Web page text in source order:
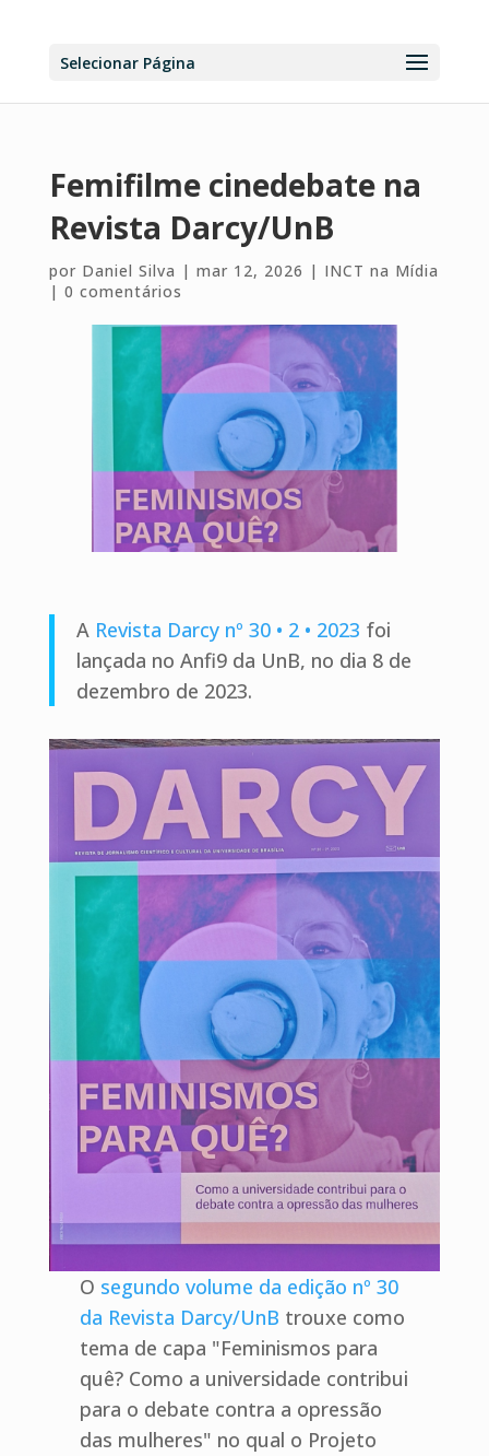
Selecionar Página
Femifilme cinedebate na
Revista Darcy/UnB
por Daniel Silva | mar 12, 2026 | INCT na Mídia
| 0 comentários
A Revista Darcy nº 30 • 2 • 2023 foi
lançada no Anfi9 da UnB, no dia 8 de
dezembro de 2023.
O segundo volume da edição nº 30
da Revista Darcy/UnB trouxe como
tema de capa "Feminismos para
quê? Como a universidade contribui
para o debate contra a opressão
das mulheres" no qual o Projeto